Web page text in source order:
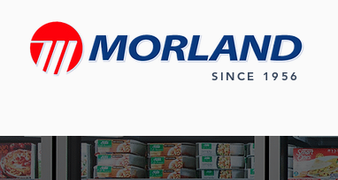
SINCE 1956